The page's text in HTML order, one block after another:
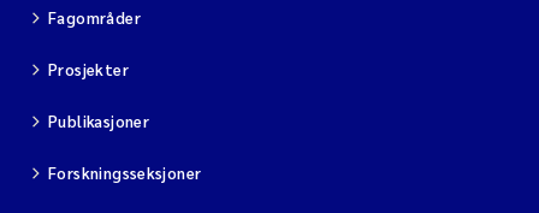
Fagområder
Prosjekter
Publikasjoner
Forskningsseksjoner